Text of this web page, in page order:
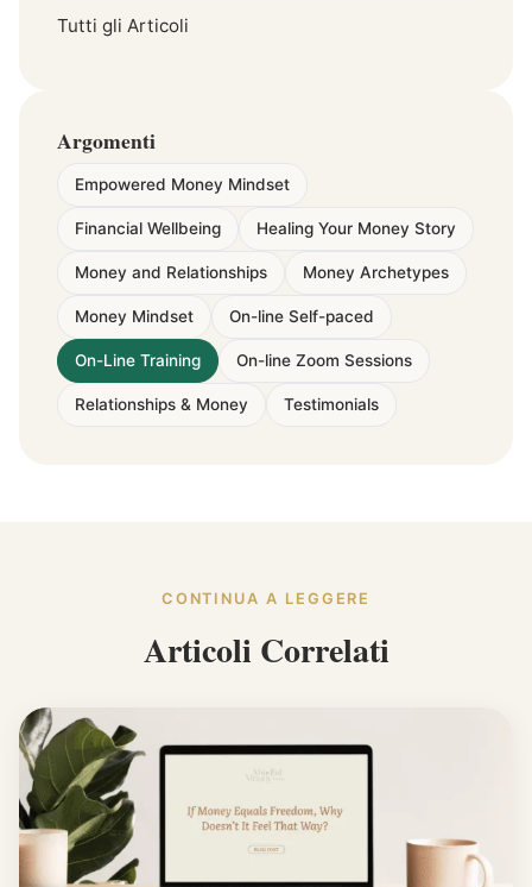
Tutti gli Articoli
Argomenti
Empowered Money Mindset
Financial Wellbeing Healing Your Money Story
Money and Relationships Money Archetypes
Money Mindset On-line Self-paced
On-Line Training On-line Zoom Sessions
Relationships & Money Testimonials
CONTINUA A LEGGERE
Articoli Correlati